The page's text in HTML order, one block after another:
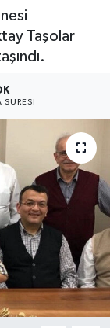
Taşolar